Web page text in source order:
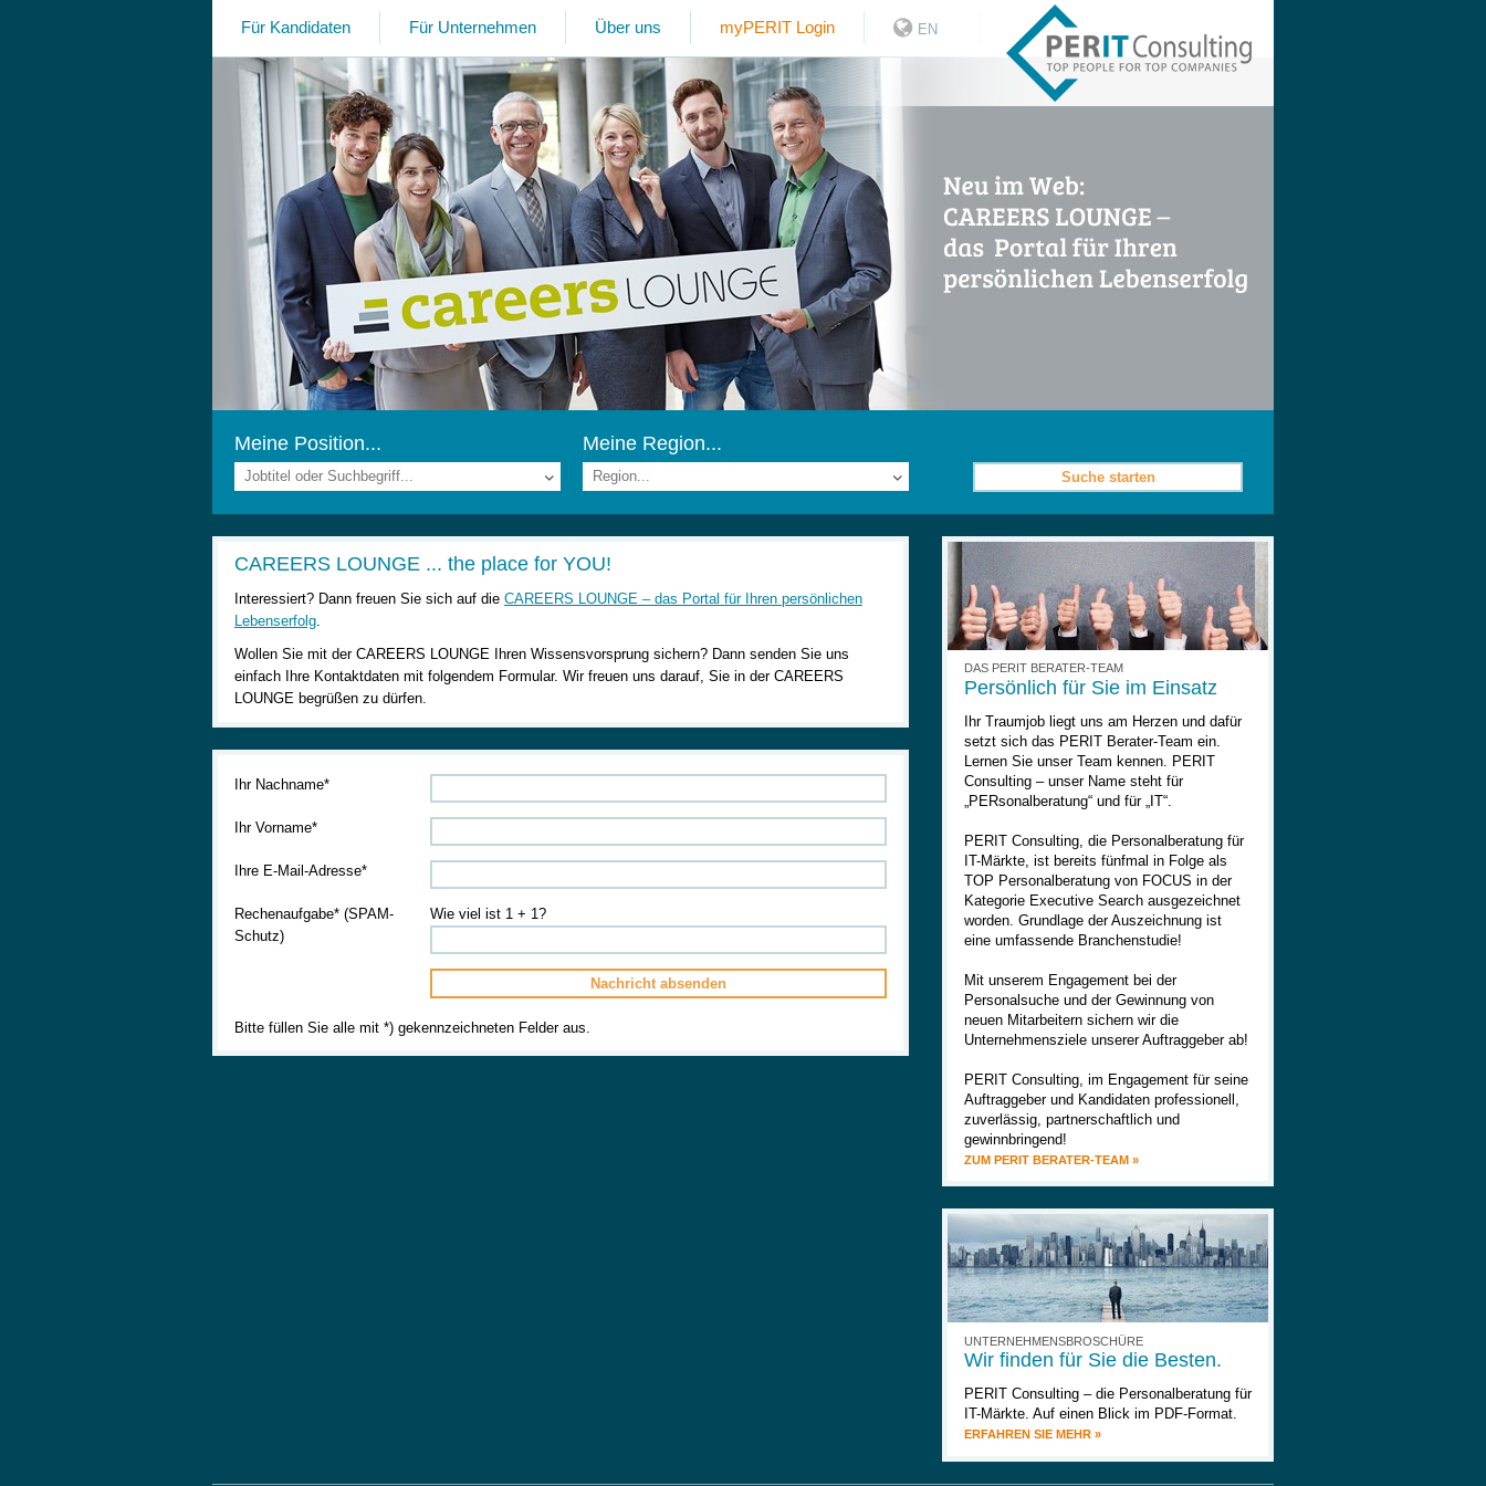
Für Kandidaten Für Unternehmen Über uns myPERIT Login EN
Meine Position... Meine Region...
CAREERS LOUNGE ... the place for YOU!
Interessiert? Dann freuen Sie sich auf die CAREERS LOUNGE – das Portal für Ihren persönlichen
Lebenserfolg.
Wollen Sie mit der CAREERS LOUNGE Ihren Wissensvorsprung sichern? Dann senden Sie uns
einfach Ihre Kontaktdaten mit folgendem Formular. Wir freuen uns darauf, Sie in der CAREERS
LOUNGE begrüßen zu dürfen.
Ihr Nachname*
Ihr Vorname*
Ihre E-Mail-Adresse*
Rechenaufgabe* (SPAM-
Schutz)
Wie viel ist 1 + 1?
Bitte füllen Sie alle mit *) gekennzeichneten Felder aus.
DAS PERIT BERATER-TEAM
Persönlich für Sie im Einsatz
Ihr Traumjob liegt uns am Herzen und dafür
setzt sich das PERIT Berater-Team ein.
Lernen Sie unser Team kennen. PERIT
Consulting – unser Name steht für
„PERsonalberatung“ und für „IT“.
PERIT Consulting, die Personalberatung für
IT-Märkte, ist bereits fünfmal in Folge als
TOP Personalberatung von FOCUS in der
Kategorie Executive Search ausgezeichnet
worden. Grundlage der Auszeichnung ist
eine umfassende Branchenstudie!
Mit unserem Engagement bei der
Personalsuche und der Gewinnung von
neuen Mitarbeitern sichern wir die
Unternehmensziele unserer Auftraggeber ab!
PERIT Consulting, im Engagement für seine
Auftraggeber und Kandidaten professionell,
zuverlässig, partnerschaftlich und
gewinnbringend!
ZUM PERIT BERATER-TEAM »
UNTERNEHMENSBROSCHÜRE
Wir finden für Sie die Besten.
PERIT Consulting – die Personalberatung für
IT-Märkte. Auf einen Blick im PDF-Format.
ERFAHREN SIE MEHR »